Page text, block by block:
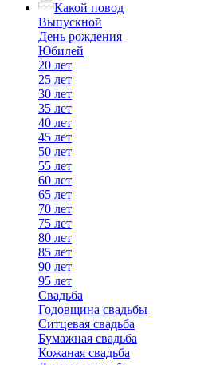
Какой повод
Выпускной
День рождения
Юбилей
20 лет
25 лет
30 лет
35 лет
40 лет
45 лет
50 лет
55 лет
60 лет
65 лет
70 лет
75 лет
80 лет
85 лет
90 лет
95 лет
Свадьба
Годовщина свадьбы
Ситцевая свадьба
Бумажная свадьба
Кожаная свадьба